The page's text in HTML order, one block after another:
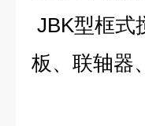
JBK型框式
板、联轴器